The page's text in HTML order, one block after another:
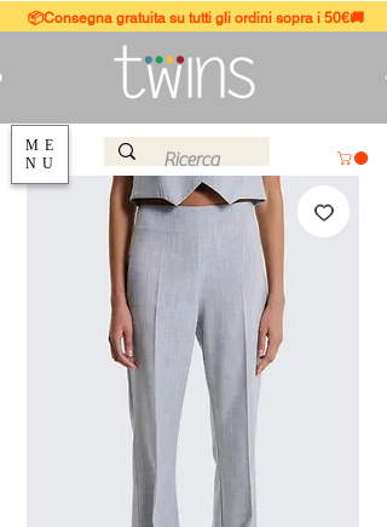
ME
NU
📦Consegna gratuita su tutti gli ordini sopra i 50€🚚